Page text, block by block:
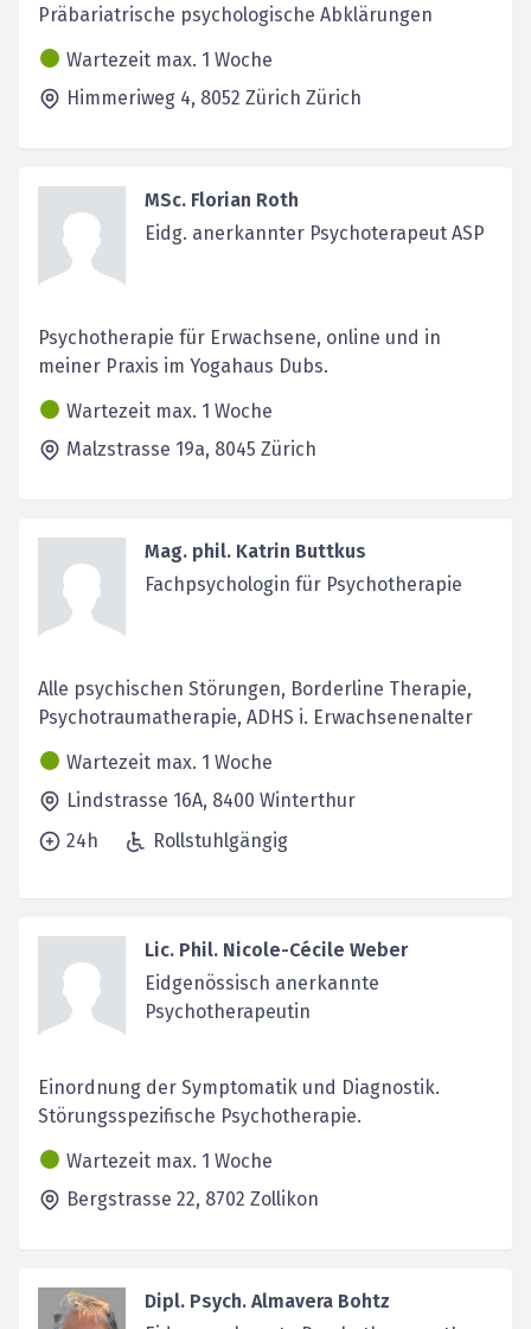
Präbariatrische psychologische Abklärungen
Wartezeit max. 1 Woche
Himmeriweg 4, 8052 Zürich Zürich
MSc. Florian Roth
Eidg. anerkannter Psychoterapeut ASP
Psychotherapie für Erwachsene, online und in
meiner Praxis im Yogahaus Dubs.
Wartezeit max. 1 Woche
Malzstrasse 19a, 8045 Zürich
Mag. phil. Katrin Buttkus
Fachpsychologin für Psychotherapie
Alle psychischen Störungen, Borderline Therapie,
Psychotraumatherapie, ADHS i. Erwachsenenalter
Wartezeit max. 1 Woche
Lindstrasse 16A, 8400 Winterthur
24h
Rollstuhlgängig
Lic. Phil. Nicole-Cécile Weber
Eidgenössisch anerkannte
Psychotherapeutin
Einordnung der Symptomatik und Diagnostik.
Störungsspezifische Psychotherapie.
Wartezeit max. 1 Woche
Bergstrasse 22, 8702 Zollikon
Dipl. Psych. Almavera Bohtz